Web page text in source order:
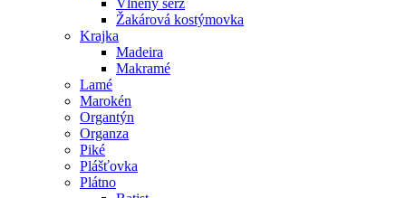
Vlněný serž
Žakárová kostýmovka
Krajka
Madeira
Makramé
Lamé
Marokén
Organtýn
Organza
Piké
Plášťovka
Plátno